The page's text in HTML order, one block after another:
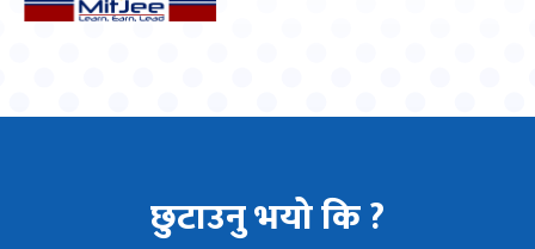
छुटाउनु भयो कि ?